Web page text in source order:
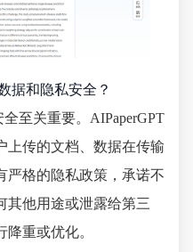
据和隐私安全？
至关重要。AIPaperGPT
上传的文档、数据在传输
严格的隐私政策，承诺不
其他用途或泄露给第三
重或优化。